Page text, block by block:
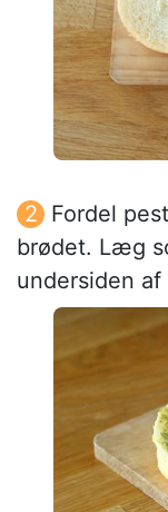
Fordel
brødet. Læg
undersiden af